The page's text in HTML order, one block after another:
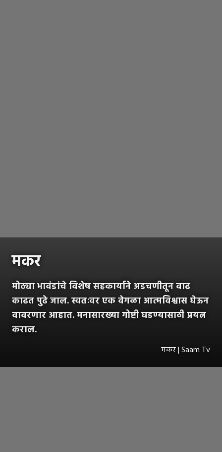
मकर
मोठ्या भावंडांचे विशेष सहकार्याने अडचणीतून वाढ
काढत पुढे जाल. स्वतःवर एक वेगळा आत्मविश्वास घेऊन
वावरणार आहात. मनासारख्या गोष्टी घडण्यासाठी प्रयत्न
कराल.
मकर | Saam Tv